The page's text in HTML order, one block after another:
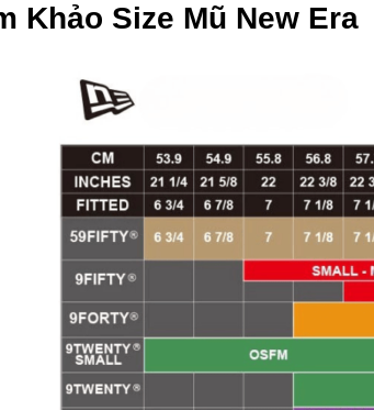
Khảo Size Mũ New Era